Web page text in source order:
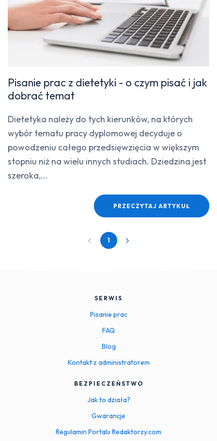
Pisanie prac z dietetyki - o czym pisać i jak
dobrać temat
Dietetyka należy do tych kierunków, na których
wybór tematu pracy dyplomowej decyduje o
powodzeniu całego przedsięwzięcia w większym
stopniu niż na wielu innych studiach. Dziedzina jest
szeroka,...
PRZECZYTAJ ARTYKUŁ
1
SERWIS
Pisanie prac
FAQ
Blog
Kontakt z administratorem
BEZPIECZEŃSTWO
Jak to działa?
Gwarancje
Regulamin Portalu Redaktorzy.com